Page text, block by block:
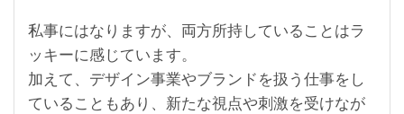
私事にはなりますが、両方所持していることはラ
ッキーに感じています。
加えて、デザイン事業やブランドを扱う仕事をし
ていることもあり、新たな視点や刺激を受けなが